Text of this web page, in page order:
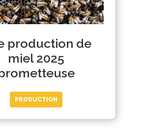
production de
miel 2025
PRODUCTION